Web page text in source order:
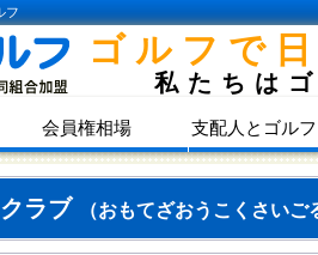
フ
ゴルフで
私たちは
会員権相場 支配人とゴル
ラブ （おもてざおうこくさいご